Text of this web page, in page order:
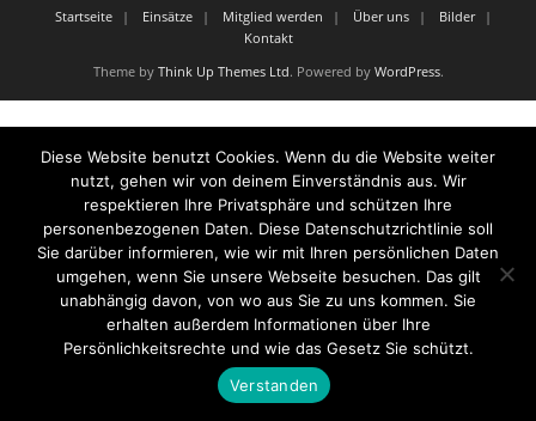
Startseite Einsätze Mitglied werden Über uns
Bilder
Kontakt
Theme by Think Up Themes Ltd. Powered by WordPress.
Diese Website benutzt Cookies. Wenn du die Website weiter
nutzt, gehen wir von deinem Einverständnis aus. Wir
respektieren Ihre Privatsphäre und schützen Ihre
personenbezogenen Daten. Diese Datenschutzrichtlinie soll
Sie darüber informieren, wie wir mit Ihren persönlichen Daten
umgehen, wenn Sie unsere Webseite besuchen. Das gilt
unabhängig davon, von wo aus Sie zu uns kommen. Sie
erhalten außerdem Informationen über Ihre
Persönlichkeitsrechte und wie das Gesetz Sie schützt.
Verstanden